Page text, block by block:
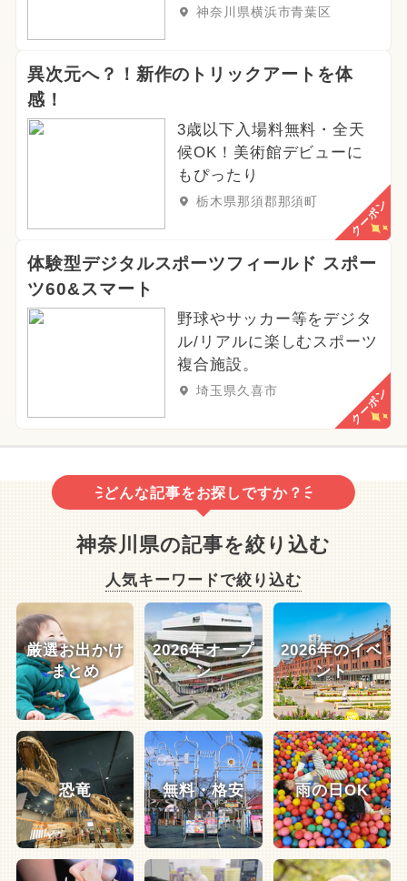
神奈川県横浜市青葉区
異次元へ？！新作のトリックアートを体
感！
3歳以下入場料無料・全天
候OK！美術館デビューに
もぴったり
栃木県那須郡那須町 クーポン
体験型デジタルスポーツフィールド スポー
ツ60&スマート
野球やサッカー等をデジタ
ル/リアルに楽しむスポーツ
複合施設。
埼玉県久喜市 クーポン
どんな記事をお探しですか？
神奈川県の記事を絞り込む
人気キーワードで絞り込む
厳選お出かけ
まとめ
2026年オープ
ン
2026年のイベ
ント
恐竜 無料・格安 雨の日OK